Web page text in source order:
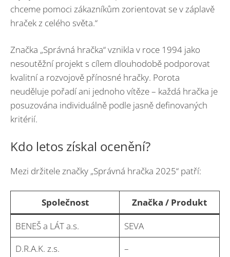
chceme pomoci zákazníkům zorientovat se v záplavě
hraček z celého světa.“
Značka „Správná hračka“ vznikla v roce 1994 jako
nesoutěžní projekt s cílem dlouhodobě podporovat
kvalitní a rozvojově přínosné hračky. Porota
neuděluje pořadí ani jednoho vítěze – každá hračka je
posuzována individuálně podle jasně definovaných
kritérií.
Kdo letos získal ocenění?
Mezi držitele značky „Správná hračka 2025“ patří:
Společnost
Značka / Produkt
BENEŠ a LÁT a.s.
SEVA
D.R.A.K. z.s.
–